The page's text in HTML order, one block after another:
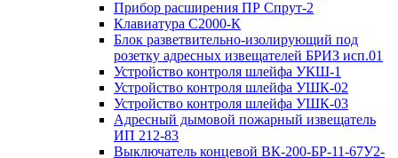
Прибор расширения ПР Спрут-2
Клавиатура С2000-К
Блок разветвительно-изолирующий под
розетку адресных извещателей БРИЗ исп.01
Устройство контроля шлейфа УКШ-1
Устройство контроля шлейфа УШК-02
Устройство контроля шлейфа УШК-03
Адресный дымовой пожарный извещатель
ИП 212-83
Выключатель концевой ВК-200-БР-11-67У2-